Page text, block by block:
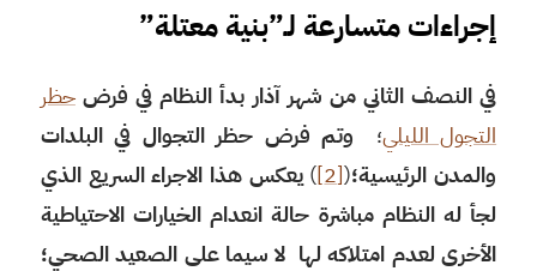
إجراءات متسارعة لـ”بنية معتلة”
في النصف الثاني من شهر آذار بدأ النظام في فرضحظر
التجول الليلي؛
وتم فرض حظر التجوال في البلدات
والمدن الرئيسية؛(
[2]
) يعكس هذا الاجراء السريع الذي
لجأ له النظام مباشرة حالة انعدام الخيارات الاحتياطية
الأخرى لعدم امتلاكه لها لا سيما على الصعيد الصحي؛